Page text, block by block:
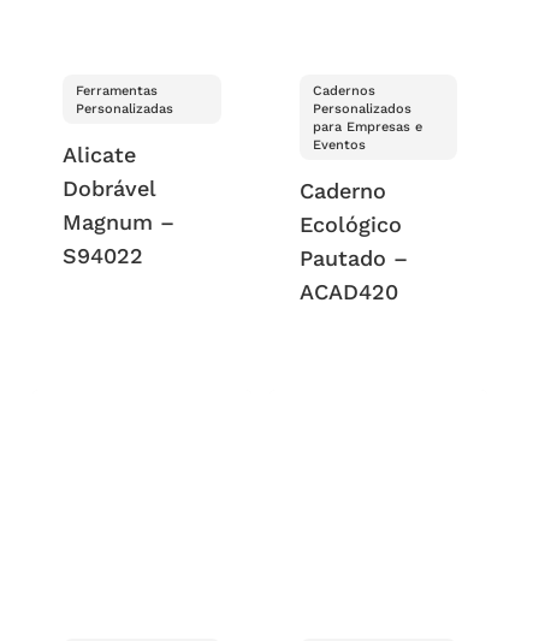
Ferramentas
Personalizadas
Alicate
Dobrável
Magnum –
S94022
Cadernos
Personalizados
para Empresas e
Eventos
Caderno
Ecológico
Pautado –
ACAD420